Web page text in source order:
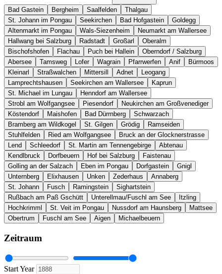
Bad Gastein Bergheim Saalfelden
Thalgau
St. Johann im Pongau
Seekirchen Bad Hofgastein
Goldegg
Altenmarkt im Pongau
Wals-Siezenheim
Neumarkt am Wallersee
Hallwang bei Salzburg
Radstadt Großarl
Oberalm
Bischofshofen
Flachau Puch bei Hallein
Oberndorf / Salzburg
Abersee
Tamsweg Lofer Wagrain Pfarrwerfen Anif
Bürmoos
Kleinarl
Straßwalchen Mittersill Adnet
Leogang
Lamprechtshausen
Seekirchen am Wallersee
Kaprun
St. Michael im Lungau
Henndorf am Wallersee
Strobl am Wolfgangsee
Piesendorf
Neukirchen am Großvenediger
Köstendorf
Maishofen Bad Dürrnberg
Schwarzach
Bramberg am Wildkogel
St. Gilgen Grödig
Ramseiden
Stuhlfelden
Ried am Wolfgangsee
Bruck an der Glocknerstrasse
Lend
Schleedorf St. Martin am Tennengebirge
Abtenau
Kendlbruck
Dorfbeuern Hof bei Salzburg
Faistenau
Golling an der Salzach
Eben im Pongau Dorfgastein
Gnigl
Unternberg
Elixhausen Unken Zederhaus
Annaberg
St. Johann
Fusch Ramingstein
Sighartstein
Rußbach am Paß Gschütt
Unterellmau/Fuschl am See
Itzling
Hochkrimml
St. Veit im Pongau Nussdorf am Haunsberg
Mattsee
Obertrum
Fuschl am See Aigen Michaelbeuern
Zeitraum
Start Year